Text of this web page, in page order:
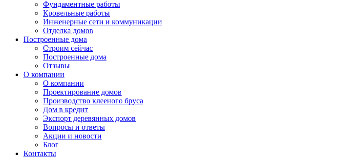
Фундаментные работы
Кровельные работы
Инженерные сети и коммуникации
Отделка домов
Построенные дома
Строим сейчас
Построенные дома
Отзывы
О компании
О компании
Проектирование домов
Производство клееного бруса
Дом в кредит
Экспорт деревянных домов
Вопросы и ответы
Акции и новости
Блог
Контакты